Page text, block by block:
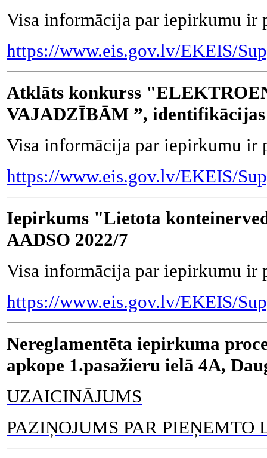
Visa informācija par iepirkumu ir
https://www.eis.gov.lv/EKEIS/
Atklāts konkurss
VAJADZĪBĀM ”, identifikācijas
Visa informācija par iepirkumu ir
https://www.eis.gov.lv/EKEIS/
Iepirkums "Lietota
AADSO 2022/7
Visa informācija par iepirkumu ir
https://www.eis.gov.lv/EKEIS/
Nereglamentēta iepirkuma
apkope 1.pasažieru ielā 4A,
UZAICINĀJUMS
PAZIŅOJUMS PAR